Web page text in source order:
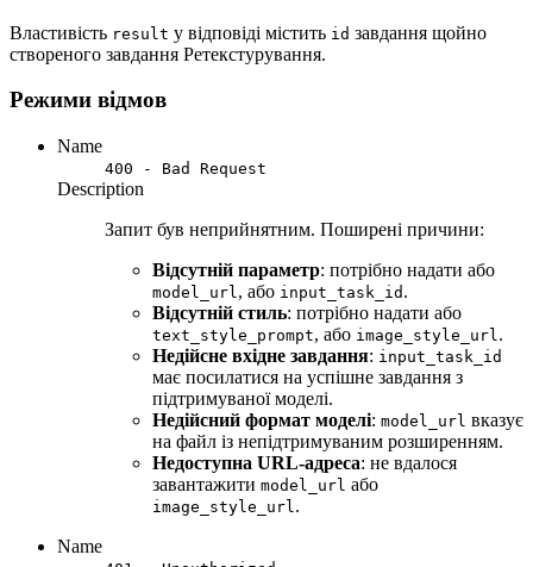
Властивість result у відповіді містить id завдання щойно
створеного завдання Ретекстурування.
Режими відмов
Name
400 - Bad Request
Description
Запит був неприйнятним. Поширені причини:
Відсутній параметр: потрібно надати або
model_url, або input_task_id .
Відсутній стиль: потрібно надати або
text_style_prompt, або image_style_url.
Недійсне вхідне завдання: input_task_id
має посилатися на успішне завдання з
підтримуваної моделі.
Недійсний формат моделі: model_url вказує
на файл із непідтримуваним розширенням.
Недоступна URL-адреса: не вдалося
завантажити model_url або
image_style_url.
Name